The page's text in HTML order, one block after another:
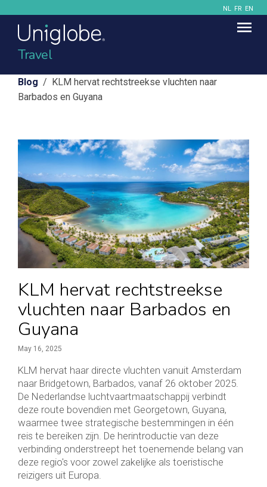
NL FR EN
Travel
Blog / KLM hervat rechtstreekse vluchten naar
Barbados en Guyana
KLM hervat rechtstreekse
vluchten naar Barbados en
Guyana
May 16, 2025
KLM hervat haar directe vluchten vanuit Amsterdam
naar Bridgetown, Barbados, vanaf 26 oktober 2025.
De Nederlandse luchtvaartmaatschappij verbindt
deze route bovendien met Georgetown, Guyana,
waarmee twee strategische bestemmingen in één
reis te bereiken zijn. De herintroductie van deze
verbinding onderstreept het toenemende belang van
deze regio's voor zowel zakelijke als toeristische
reizigers uit Europa.